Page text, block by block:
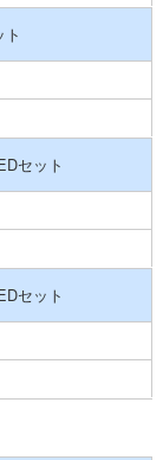
セット
セット